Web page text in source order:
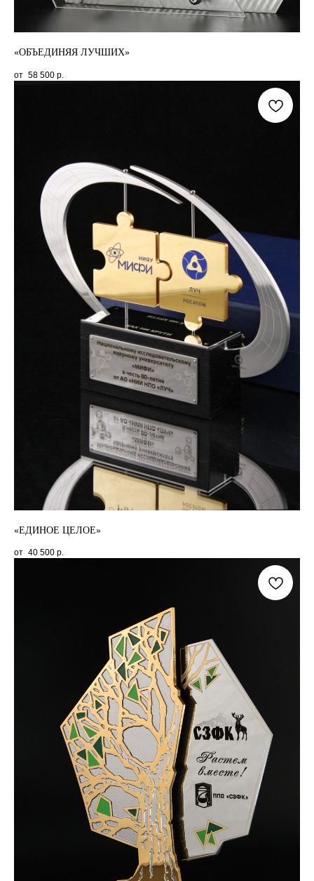
«ОБЪЕДИНЯЯ ЛУЧШИХ»
58 500 р.
«ЕДИНОЕ ЦЕЛОЕ»
40 500 р.